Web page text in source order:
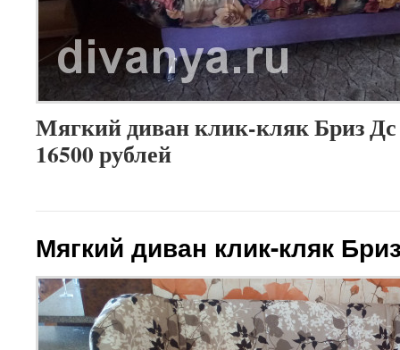
Мягкий диван клик-кляк Бриз Дс
16500 рублей
Мягкий диван клик-кляк